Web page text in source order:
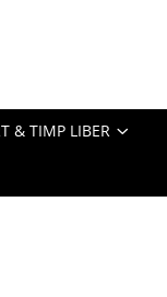
& TIMP LIBER